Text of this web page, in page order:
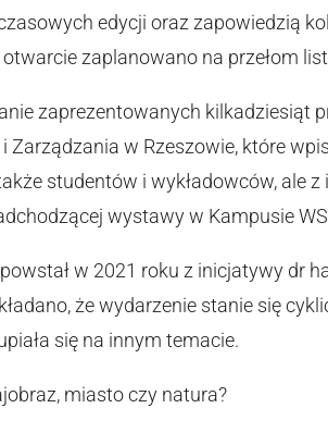
edycji oraz zapowiedzią
otwarcie zaplanowano na przełom
zaprezentowanych kilkadziesiąt
Zarządzania w Rzeszowie, które
studentów i wykładowców, ale
wystawy w Kampusie
powstał w 2021 roku z inicjatywy dr
że wydarzenie stanie się
się na innym temacie.
miasto czy natura?